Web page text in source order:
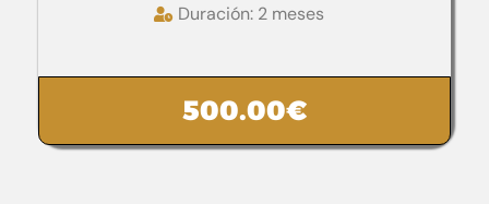
Duración: 2 meses
500.00€